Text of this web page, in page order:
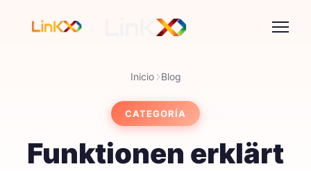
Inicio Blog
CATEGORÍA
Funktionen erklärt